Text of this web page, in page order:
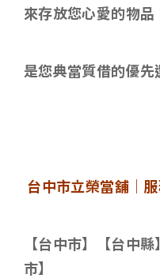
來存放您心愛的物品
是您典當質借的優先
台中市立榮當舖｜服
【台中市】【台中
市】